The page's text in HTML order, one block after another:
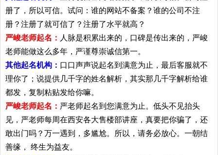
册了，所以可信。试问：谁的网站不备案？谁的公司不注
册？注册了就可信了？注册了水平就高？
严峻老师起名： 人脉是积累出来的，口碑是传出来的，严峻
老师能做这么多年，严谨尊崇诚信第一。
其他起名机构： 口口声声说起名到满意为止，最后客服就不
理你了；说提供几千字的姓名解析，其实那几千字解析给谁
都发，复制粘贴发给你嘛。
严峻老师起名： 严老师起名到您满意为止。低头不见抬头
见，严老师每周在西安各大售楼部讲座，真要把你骗了，还
敢出门吗？万一遇到，多尴尬。所以，请务必放心。一朝结
善缘， 终生为益友。